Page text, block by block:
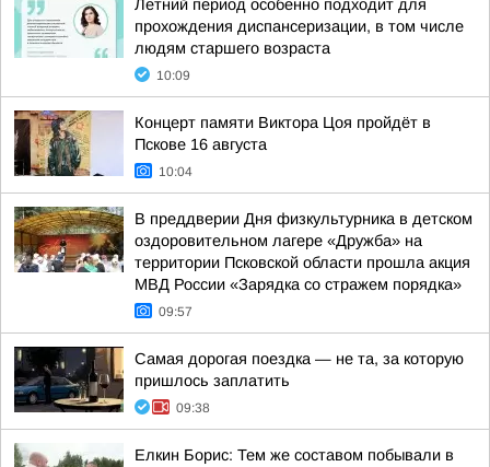
Летний период особенно подходит для
прохождения диспансеризации, в том числе
людям старшего возраста
10:09
Концерт памяти Виктора Цоя пройдёт в
Пскове 16 августа
10:04
В преддверии Дня физкультурника в детском
оздоровительном лагере «Дружба» на
территории Псковской области прошла акция
МВД России «Зарядка со стражем порядка»
09:57
Самая дорогая поездка — не та, за которую
пришлось заплатить
09:38
Елкин Борис: Тем же составом побывали в